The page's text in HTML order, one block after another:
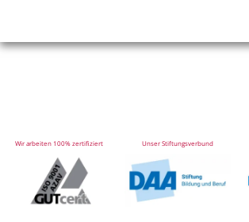
Wir arbeiten 100% zertifiziert Unser Stiftungsverbund